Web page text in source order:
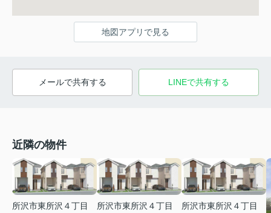
地図アプリで見る
メールで共有する LINEで共有する
近隣の物件
所沢市東所沢４丁目
所沢市東所沢４丁目
所沢市東所沢４丁目